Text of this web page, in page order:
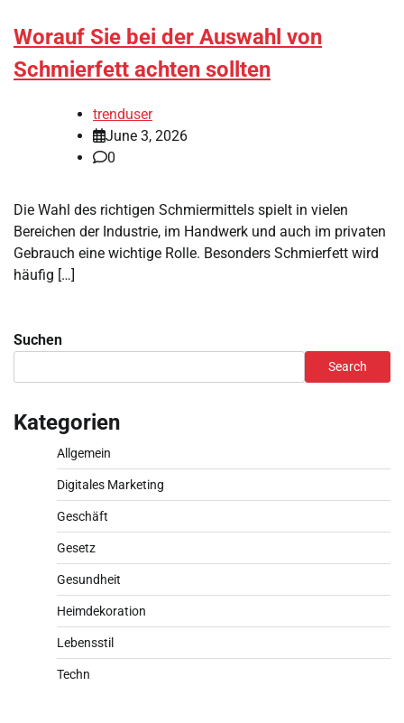
Worauf Sie bei der Auswahl von
Schmierfett achten sollten
trenduser
June 3, 2026
0
Die Wahl des richtigen Schmiermittels spielt in vielen
Bereichen der Industrie, im Handwerk und auch im privaten
Gebrauch eine wichtige Rolle. Besonders Schmierfett wird
häufig […]
Suchen
Search
Kategorien
Allgemein
Digitales Marketing
Geschäft
Gesetz
Gesundheit
Heimdekoration
Lebensstil
Techn